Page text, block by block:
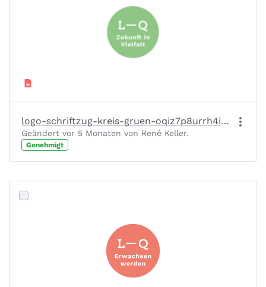
logo-schriftzug-kreis-gruen-oqiz7p8urrh4inc5owzpioy5lhsghkphmfsg8xezfu.png
Geändert vor 5 Monaten von René Keller.
Genehmigt